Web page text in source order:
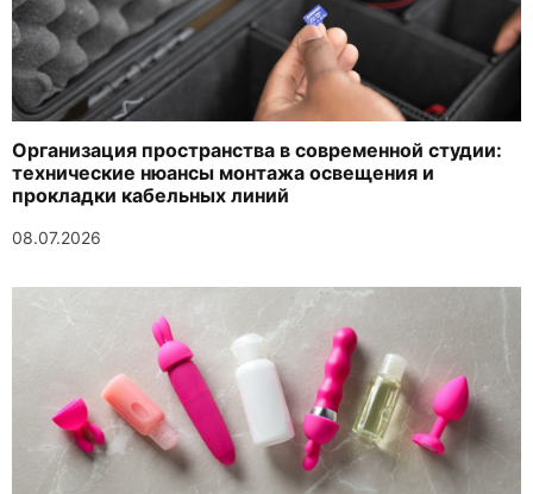
Организация пространства в современной студии:
технические нюансы монтажа освещения и
прокладки кабельных линий
08.07.2026